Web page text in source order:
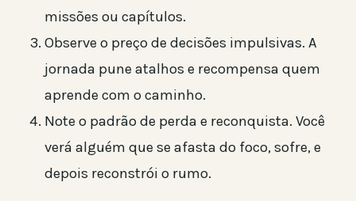
missões ou capítulos.
Observe o preço de decisões impulsivas. A
jornada pune atalhos e recompensa quem
aprende com o caminho.
Note o padrão de perda e reconquista. Você
verá alguém que se afasta do foco, sofre, e
depois reconstrói o rumo.